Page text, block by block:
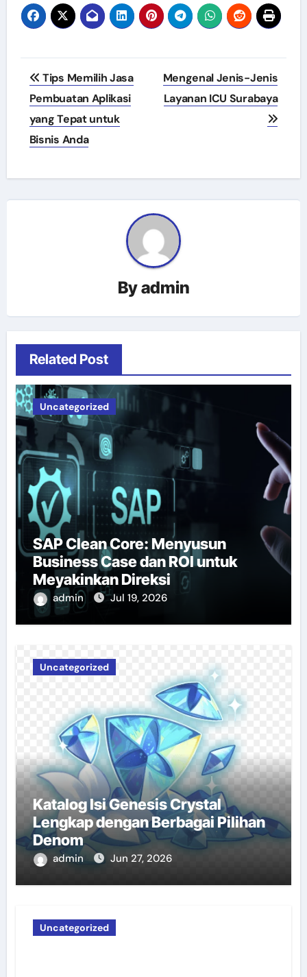
Navigasi
pos
Tips Memilih Jasa
Pembuatan Aplikasi
yang Tepat untuk
Bisnis Anda
Mengenal Jenis-Jenis
Layanan ICU Surabaya
Byadmin
Related Post
Uncategorized
SAP Clean Core: Menyusun
Business Case dan ROI untuk
Meyakinkan Direksi
admin Jul 19, 2026
Uncategorized
Katalog Isi Genesis Crystal
Lengkap dengan Berbagai Pilihan
Denom
admin Jun 27, 2026
Uncategorized